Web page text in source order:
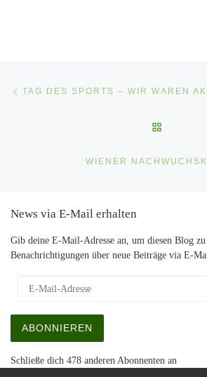
Beitragsnavigation
TAG DES SPORTS – WIR WAREN
WIENER
News via E-Mail erhalten
Gib deine E-Mail-Adresse an, um diesen Blog
Benachrichtigungen über neue Beiträge via E-
ABONNIEREN
Schließe dich 478 anderen Abonnenten an